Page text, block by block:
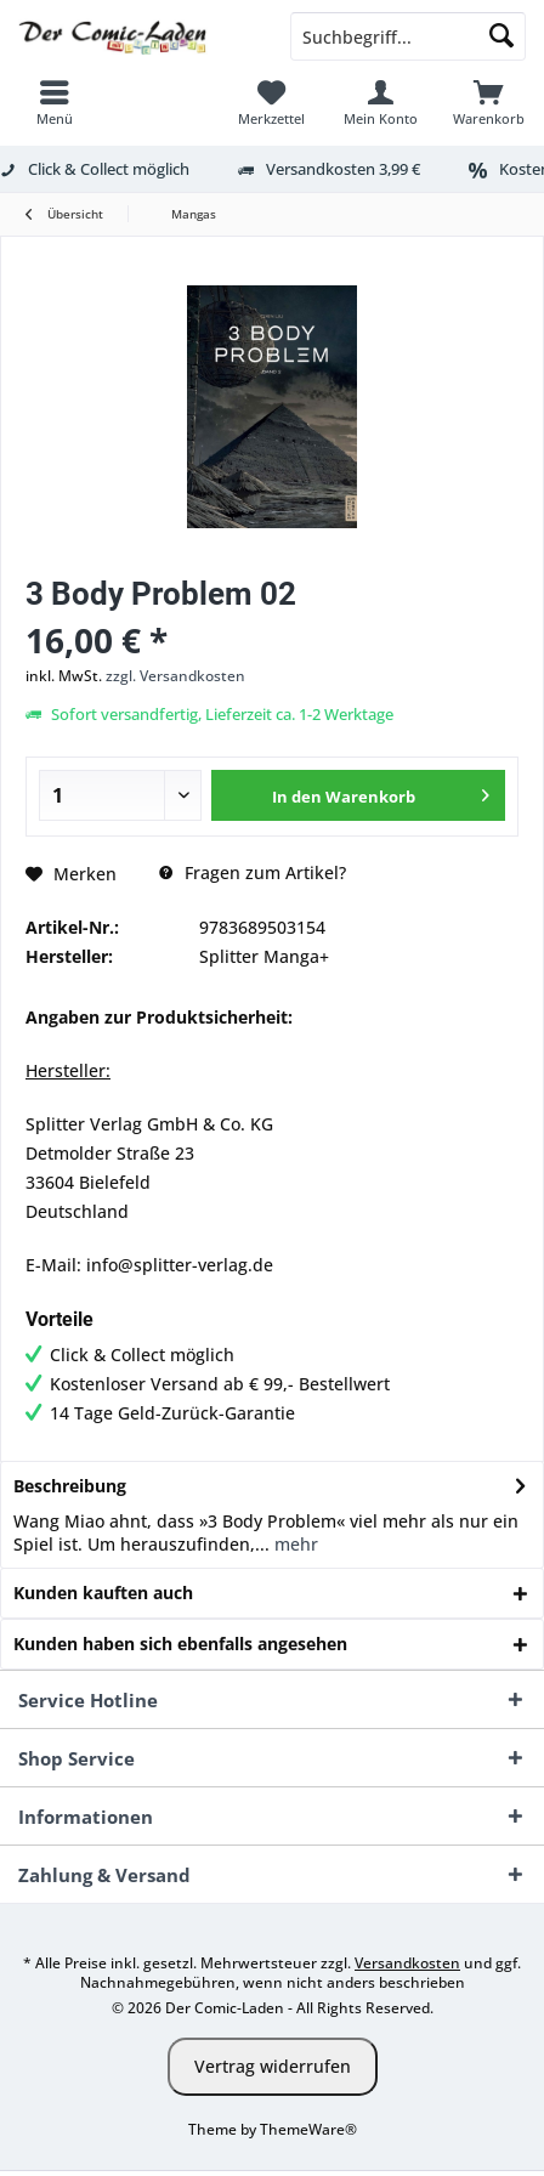
Menü Warenkorb
Merkzettel Mein Konto
Click & Collect möglich Versandkosten 3,99 €
Übersicht Mangas
3 Body Problem 02
16,00 € *
inkl. MwSt.zzgl. Versandkosten
Sofort versandfertig, Lieferzeit ca. 1-2 Werktage
In den Warenkorb
Merken Fragen zum Artikel?
Artikel-Nr.:
9783689503154
Hersteller:
Splitter Manga+
Angaben zur Produktsicherheit:
Hersteller:
Splitter Verlag GmbH & Co. KG
Detmolder Straße 23
33604 Bielefeld
Deutschland
E-Mail: info@splitter-verlag.de
Vorteile
Click & Collect möglich
Kostenloser Versand ab € 99,- Bestellwert
14 Tage Geld-Zurück-Garantie
Beschreibung
Wang Miao ahnt, dass »3 Body Problem« viel mehr als nur ein
Spiel ist. Um herauszufinden,... mehr
Kunden kauften auch
Kunden haben sich ebenfalls angesehen
Service Hotline
Shop Service
Informationen
Zahlung & Versand
* Alle Preise inkl. gesetzl. Mehrwertsteuer zzgl.Versandkosten und ggf.
Nachnahmegebühren, wenn nicht anders beschrieben
© 2026 Der Comic-Laden - All Rights Reserved.
Vertrag widerrufen
Theme byThemeWare®